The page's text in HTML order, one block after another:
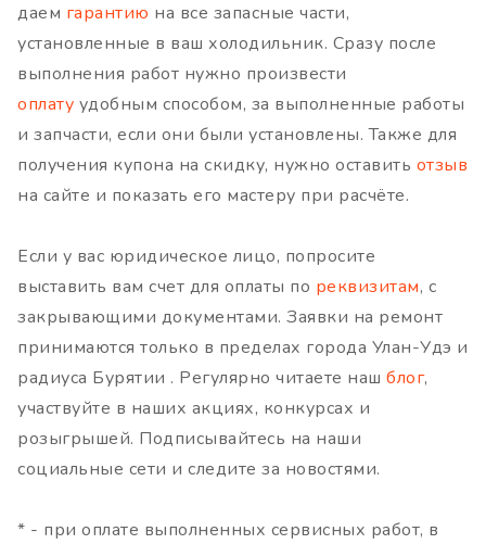
даем гарантию на все запасные части,
установленные в ваш холодильник. Сразу после
выполнения работ нужно произвести
оплату удобным способом, за выполненные работы
и запчасти, если они были установлены. Также для
получения купона на скидку, нужно оставить отзыв
на сайте и показать его мастеру при расчёте.
Если у вас юридическое лицо, попросите
выставить вам счет для оплаты по реквизитам, с
закрывающими документами. Заявки на ремонт
принимаются только в пределах города Улан-Удэ и
радиуса Бурятии . Регулярно читаете наш блог,
участвуйте в наших акциях, конкурсах и
розыгрышей. Подписывайтесь на наши
социальные сети и следите за новостями.
* - при оплате выполненных сервисных работ, в